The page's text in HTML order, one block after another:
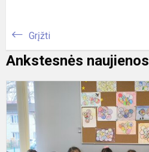
Grįžti
Ankstesnės naujienos